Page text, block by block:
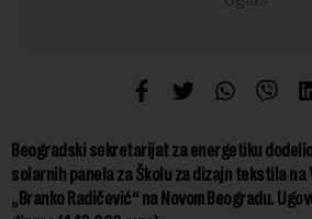
Beogradski sekretarijat za energetiku
solarnih panela za Školu za dizajn tekstila na
„Branko Radičević“ na Novom Beogradu.